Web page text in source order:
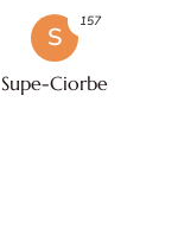
S
Supe-Ciorbe
157